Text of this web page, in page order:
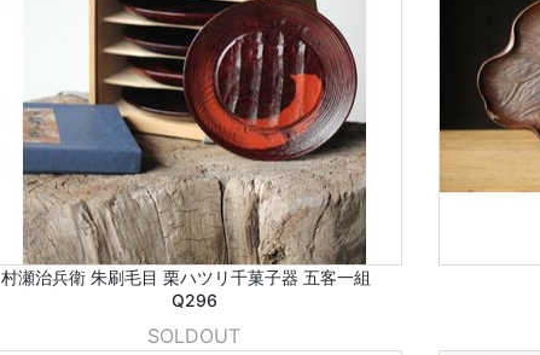
村瀬治兵衛 朱刷毛目 栗ハツリ千菓子器 五客一組
Q296
SOLDOUT